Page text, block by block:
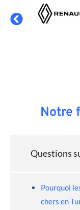
Notre
Questions
Pourquoi
chers en